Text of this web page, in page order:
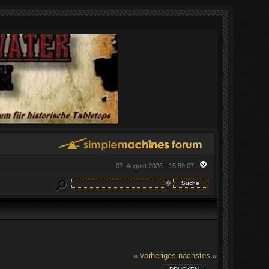
07. August 2026 - 15:59:07
�
« vorheriges nächstes »